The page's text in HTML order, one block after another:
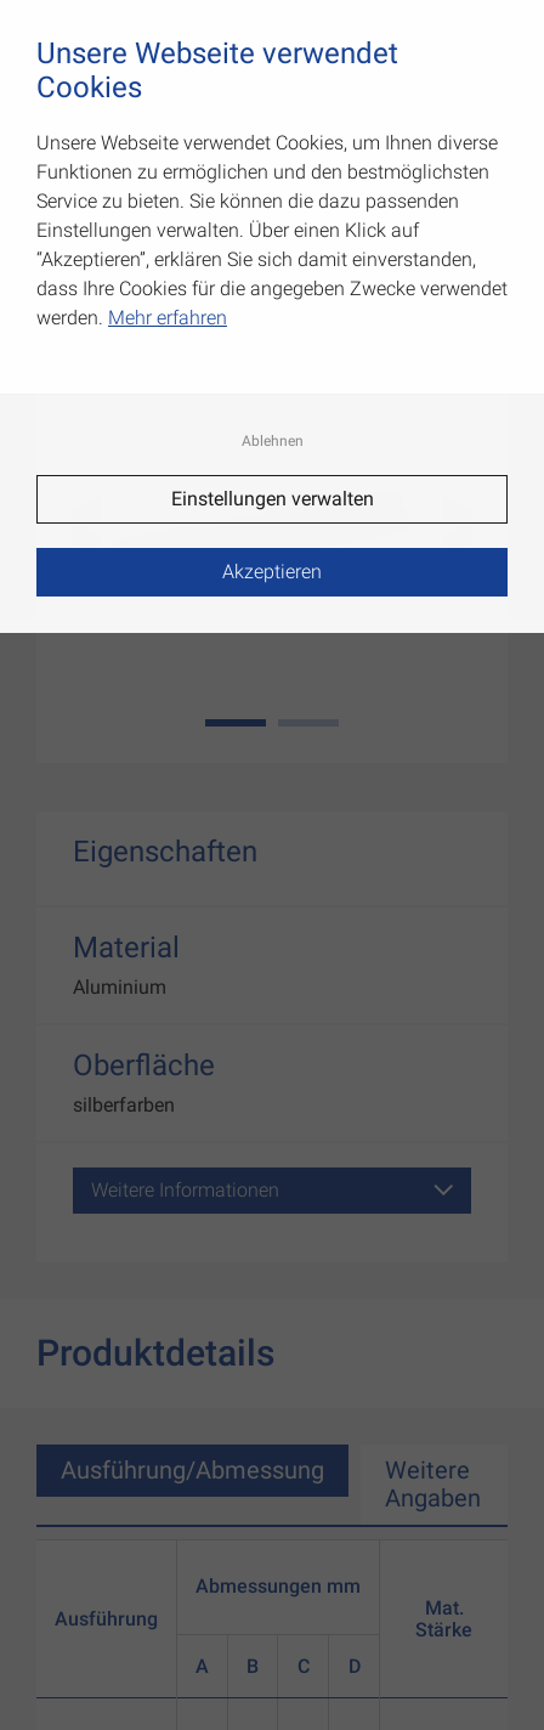
T-Profile
Art.-Nr.: 054415100AL
1
Eigenschaften
Material
Aluminium
Oberfläche
silberfarben
Weitere Informationen
Produktdetails
Ausführung/Abmessung
Weitere
Angaben
Ausführung
Abmessungen mm
A B C D
Mat.
Stärke
Unsere Webseite verwendet
Cookies
Unsere Webseite verwendet Cookies, um Ihnen diverse
Funktionen zu ermöglichen und den bestmöglichsten
Service zu bieten. Sie können die dazu passenden
Einstellungen verwalten. Über einen Klick auf
“Akzeptieren”, erklären Sie sich damit einverstanden,
dass Ihre Cookies für die angegeben Zwecke verwendet
werden. Mehr erfahren
Ablehnen
Einstellungen verwalten
Akzeptieren